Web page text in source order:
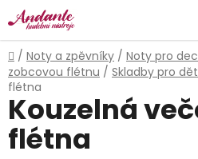
Přejít
na
obsah
Domů
/ Noty a zpěvníky / Noty pro
zobcovou flétnu / Skladby pro
flétna
Kouzelná
flétna